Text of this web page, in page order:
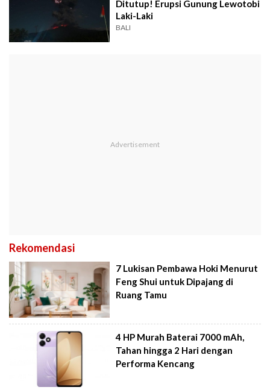
Ditutup! Erupsi Gunung Lewotobi
Laki-Laki
BALI
Rekomendasi
7 Lukisan Pembawa Hoki Menurut
Feng Shui untuk Dipajang di
Ruang Tamu
4 HP Murah Baterai 7000 mAh,
Tahan hingga 2 Hari dengan
Performa Kencang